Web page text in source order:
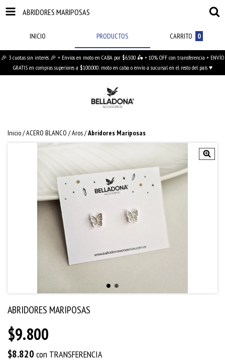
ABRIDORES MARIPOSAS
INICIO PRODUCTOS CARRITO 0
🎉 3 cuotas sin interés 🎉 + Envíos en moto en CABA por $6.500 🛵 + 10% OFF con transferencia + ENVÍO
GRATIS en compras superiores a $100.000: moto en caba o envío a sucursal en el resto del país ♥
Inicio/ACERO BLANCO /Aros/Abridores Mariposas
ABRIDORES MARIPOSAS
$9.800
$8.820 con TRANSFERENCIA